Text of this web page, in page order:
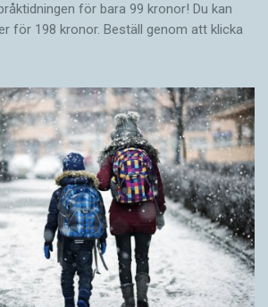
för bara 99 kronor! Du kan
för 198 kronor. Beställ genom att klicka